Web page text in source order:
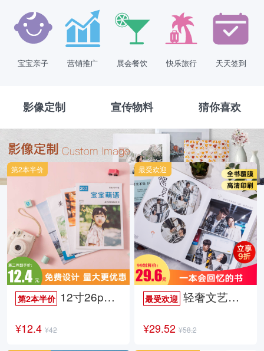
宝宝亲子 营销推广 展会餐饮 快乐旅行 天天签到
影像定制 宣传物料 猜你喜欢
第2本半价 12寸26p时尚杂志册
¥12.4 ¥42
第2本半价
最受欢迎 轻奢文艺照片书
¥29.52 ¥58.2
最受欢迎